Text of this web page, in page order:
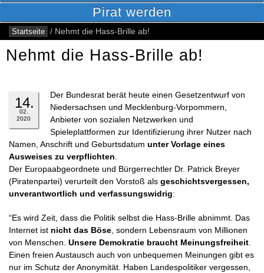
Pirat werden
Startseite / Nehmt die Hass-Brille ab!
Nehmt die Hass-Brille ab!
14.
02.
2020
Der Bundesrat berät heute einen Gesetzentwurf von
Niedersachsen und Mecklenburg-Vorpommern,
Anbieter von sozialen Netzwerken und
Spieleplattformen zur Identifizierung ihrer Nutzer nach
Namen, Anschrift und Geburtsdatum unter Vorlage eines
Ausweises zu verpflichten
Der Europaabgeordnete und Bürgerrechtler Dr. Patrick Breyer
(Piratenpartei) verurteilt den Vorstoß als geschichtsvergessen,
unverantwortlich und verfassungswidrig:
“Es wird Zeit, dass die Politik selbst die Hass-Brille abnimmt. Das
Internet ist nicht das Böse , sondern Lebensraum von Millionen
von Menschen. Unsere Demokratie braucht Meinungsfreiheit
Einen freien Austausch auch von unbequemen Meinungen gibt es
nur im Schutz der Anonymität. Haben Landespolitiker vergessen,